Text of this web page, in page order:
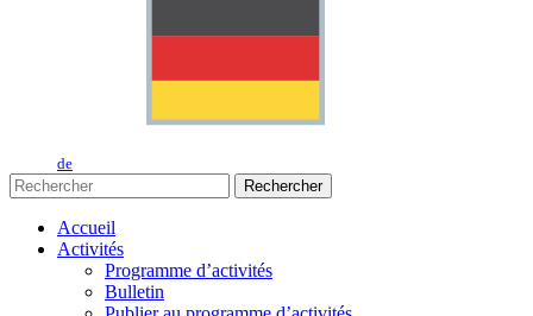
de
Rechercher
Accueil
Activités
Programme d’activités
Bulletin